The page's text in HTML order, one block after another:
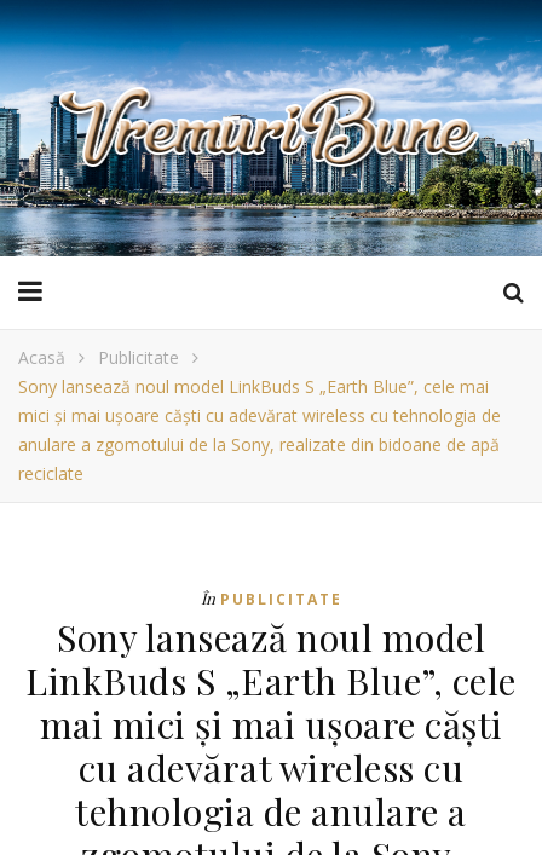
Acasă
Publicitate
Sony lansează noul model LinkBuds S „Earth Blue”, cele mai
mici și mai ușoare căști cu adevărat wireless cu tehnologia de
anulare a zgomotului de la Sony, realizate din bidoane de apă
reciclate
În PUBLICITATE
Sony lansează noul model
LinkBuds S „Earth Blue”, cele
mai mici și mai ușoare căști
cu adevărat wireless cu
tehnologia de anulare a